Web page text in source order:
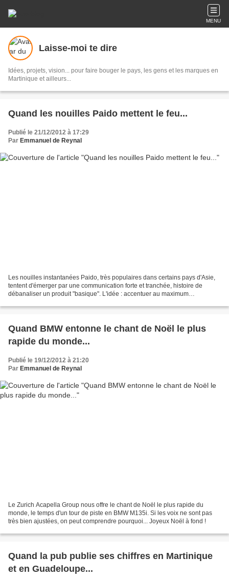
MENU
Laisse-moi te dire
Idées, projets, vision... pour faire bouger le pays, les gens et les marques en
Martinique et ailleurs...
Quand les nouilles Paido mettent le feu...
Publié le 21/12/2012 à 17:29
Par Emmanuel de Reynal
Les nouilles instantanées Paido, très populaires dans certains pays d'Asie,
tentent d'émerger par une communication forte et tranchée, histoire de
débanaliser un produit "basique". L'idée : accentuer au maximum
Quand BMW entonne le chant de Noël le plus
rapide du monde...
Publié le 19/12/2012 à 21:20
Par Emmanuel de Reynal
Le Zurich Acapella Group nous offre le chant de Noël le plus rapide du
monde, le temps d'un tour de piste en BMW M135i. Si les voix ne sont pas
très bien ajustées, on peut comprendre pourquoi... Joyeux Noël à fond !
Quand la pub publie ses chiffres en Martinique
et en Guadeloupe...